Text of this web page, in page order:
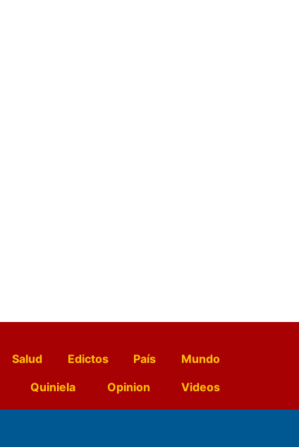
Salud Edictos País
Mundo
Quiniela Opinion
Videos